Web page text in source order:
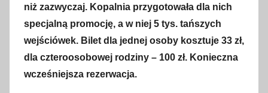
l
i
k
o
w
niż zazwyczaj. Kopalnia przygotowała dla nich
specjalną promocję, a w niej 5 tys. tańszych
wejściówek. Bilet dla jednej osoby kosztuje 33 zł,
dla czteroosobowej rodziny – 100 zł. Konieczna
wcześniejsza rezerwacja.